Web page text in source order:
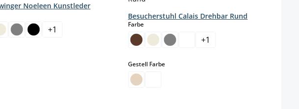
Noeleen Kunstleder
+1
Besucherstuhl Calais Drehbar Rund
Farbeauswählen
+1
Gestell Farbeauswählen